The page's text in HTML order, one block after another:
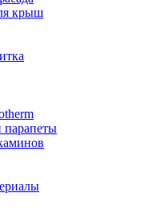
крыш
парапеты